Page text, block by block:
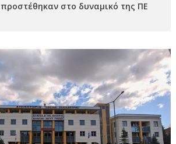
προστέθηκαν στο δυναμικό της ΠΕ